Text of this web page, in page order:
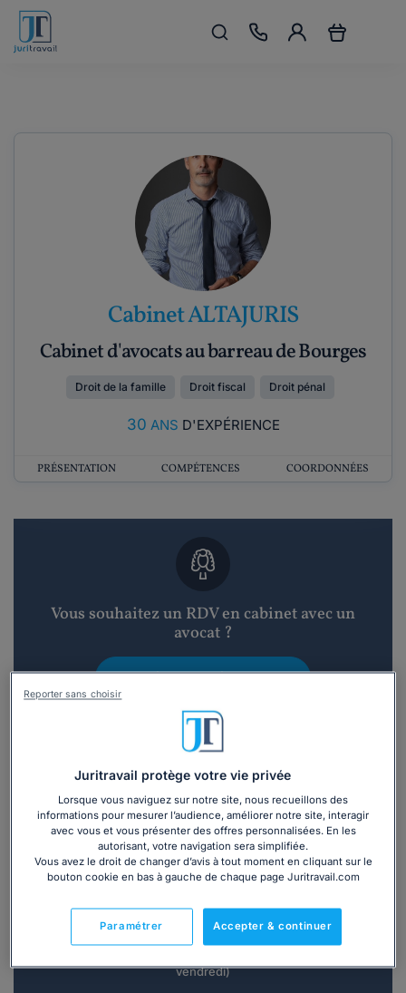
Cabinet ALTAJURIS
Cabinet d'avocats au barreau de Bourges
Droit de la famille Droit fiscal Droit pénal
30 ANS D'EXPÉRIENCE
PRÉSENTATION COMPÉTENCES COORDONNÉES
Vous souhaitez un RDV en cabinet avec un
avocat ?
Recevoir des devis d'avocats
3 devis en 48h
Vous souhaitez une consultation par
téléphone ?
Consulter immédiatement
vendredi)
Juritravail protège votre vie privée
Lorsque vous naviguez sur notre site, nous recueillons des
informations pour mesurer l’audience, améliorer notre site, interagir
avec vous et vous présenter des offres personnalisées. En les
autorisant, votre navigation sera simplifiée.
Vous avez le droit de changer d’avis à tout moment en cliquant sur le
bouton cookie en bas à gauche de chaque page Juritravail.com
Accepter & continuer
Paramétrer
Reporter sans choisir